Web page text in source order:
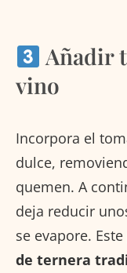
Añadir
vino
Incorpora el
dulce,
quemen. A
deja reducir
se evapore.
de ternera